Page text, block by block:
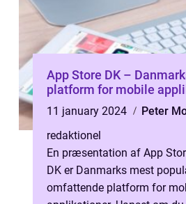
App Store DK –
platform for mobile
11 january 2024
Peter
redaktionel
En præsentation af App
DK er Danmarks mest
omfattende platform for